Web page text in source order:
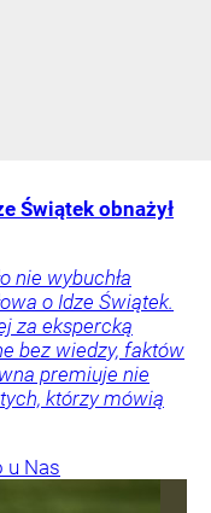
Świątek obnażył
nie wybuchła
o Idze Świątek.
za ekspercką
bez wiedzy, faktów
premiuje nie
którzy mówią
u Nas